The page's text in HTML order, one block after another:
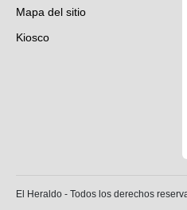
Mapa del sitio
Kiosco
El Heraldo - Todos los derechos